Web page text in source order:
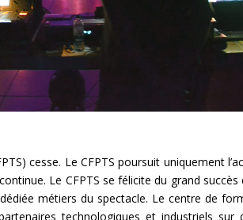
cesse. Le CFPTS poursuit uniquement
Le CFPTS se félicite du grand
métiers du spectacle. Le centre de
technologiques et industriels sur